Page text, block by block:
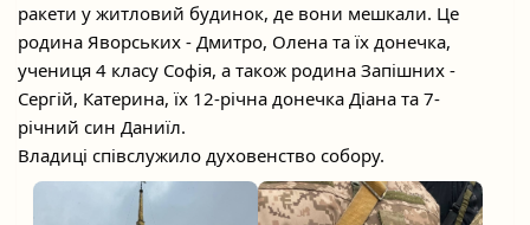
ракети у житловий будинок, де вони мешкали. Це
родина Яворських - Дмитро, Олена та їх донечка,
учениця 4 класу Софія, а також родина Запішних -
Сергій, Катерина, їх 12-річна донечка Діана та 7-
річний син Даниїл.
Владиці співслужило духовенство собору.